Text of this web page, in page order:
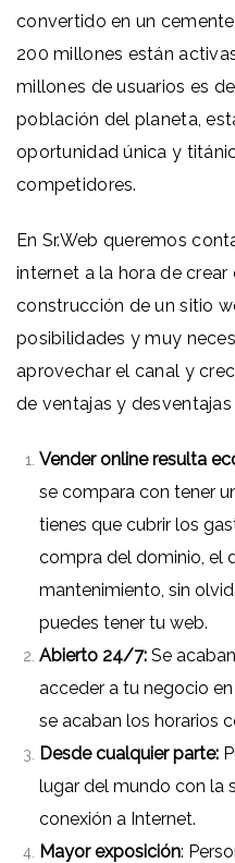
convertido en un
200 millones están
millones de usuarios es
población del planeta,
oportunidad única y
competidores.
En Sr.Web queremos
internet a la hora de crear
construcción de un sitio
posibilidades y muy
aprovechar el canal y
de ventajas y
Vender online resulta
se compara con tener
tienes que cubrir los
compra del dominio, el
mantenimiento, sin
puedes tener tu web.
Abierto 24/7: Se
acceder a tu negocio
se acaban los horarios
Desde cualquier parte:
lugar del mundo con la
conexión a Internet.
Mayor exposición: